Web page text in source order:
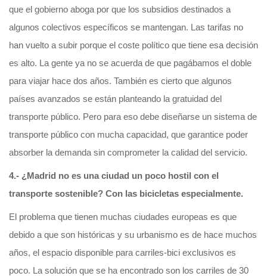
que el gobierno aboga por que los subsidios destinados a
algunos colectivos específicos se mantengan. Las tarifas no
han vuelto a subir porque el coste político que tiene esa decisión
es alto. La gente ya no se acuerda de que pagábamos el doble
para viajar hace dos años. También es cierto que algunos
países avanzados se están planteando la gratuidad del
transporte público. Pero para eso debe diseñarse un sistema de
transporte público con mucha capacidad, que garantice poder
absorber la demanda sin comprometer la calidad del servicio.
4.- ¿Madrid no es una ciudad un poco hostil con el
transporte sostenible? Con las bicicletas especialmente.
El problema que tienen muchas ciudades europeas es que
debido a que son históricas y su urbanismo es de hace muchos
años, el espacio disponible para carriles-bici exclusivos es
poco. La solución que se ha encontrado son los carriles de 30